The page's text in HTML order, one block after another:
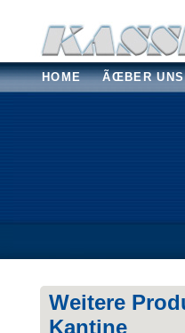
HOME ÃŒBER UNS
Weitere
Kantine